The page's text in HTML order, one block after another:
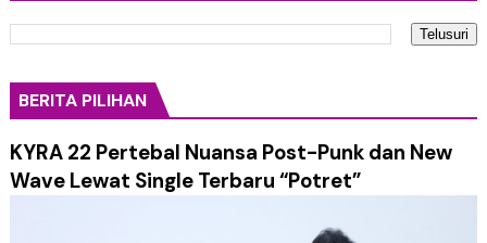
BERITA PILIHAN
KYRA 22 Pertebal Nuansa Post-Punk dan New
Wave Lewat Single Terbaru “Potret”